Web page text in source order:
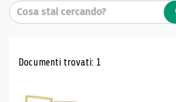
Cerca
Risultati di ricerca
Documenti trovati: 1